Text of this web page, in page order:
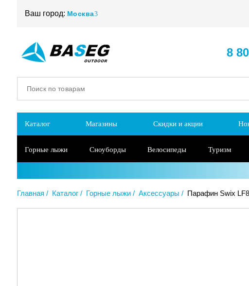
Ваш город: Москва
8
Каталог Магазины Скидки и акции
Горные лыжи Сноуборды Велосипеды Туризм
Главная Каталог Горные лыжи Аксессуары Парафин Swix